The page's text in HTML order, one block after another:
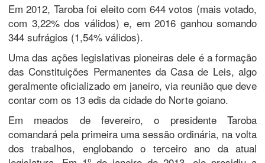
Em 2012, Taroba foi eleito com 644 votos (mais votado,
com 3,22% dos válidos) e, em 2016 ganhou somando
344 sufrágios (1,54% válidos).
Uma das ações legislativas pioneiras dele é a formação
das Constituições Permanentes da Casa de Leis, algo
geralmente oficializado em janeiro, via reunião que deve
contar com os 13 edis da cidade do Norte goiano.
Em meados de fevereiro, o presidente Taroba
comandará pela primeira uma sessão ordinária, na volta
dos trabalhos, englobando o terceiro ano da atual